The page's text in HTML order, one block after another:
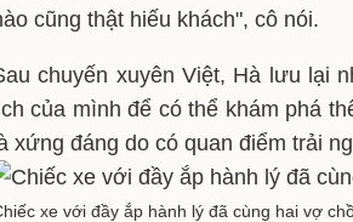
cũng thật hiếu khách", cô nói.
chuyến xuyên Việt, Hà lưu lại
của mình để có thể khám phá
xứng đáng do có quan điểm trải
xe với đầy ắp hành lý đã cùng hai vợ